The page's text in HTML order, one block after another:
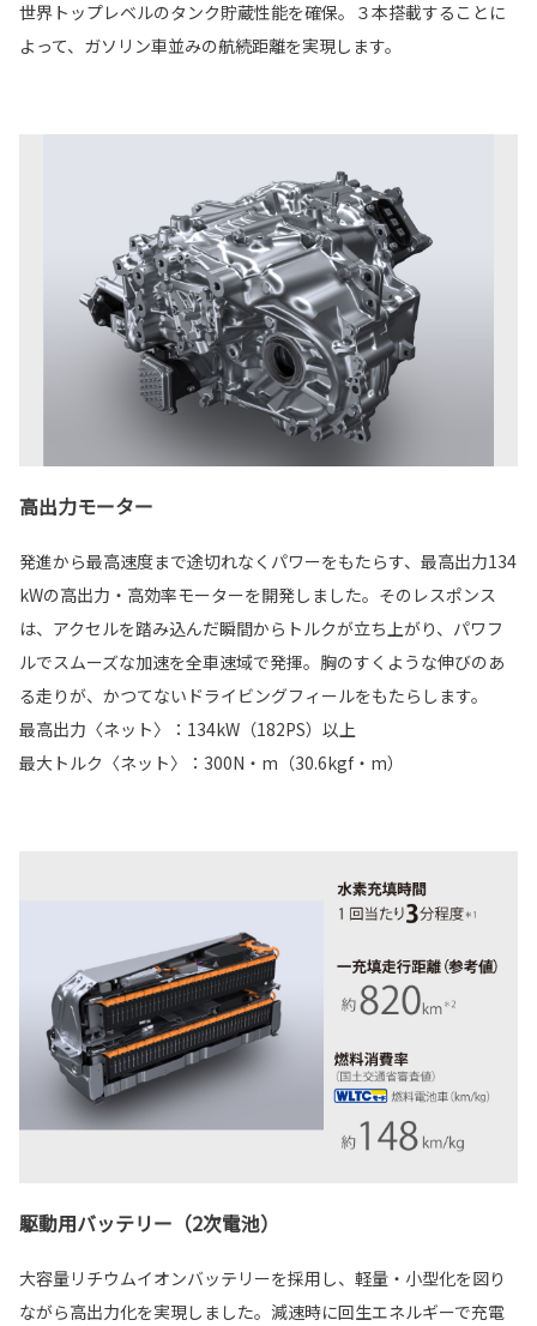
世界トップレベルのタンク貯蔵性能を確保。３本搭載することに
よって、ガソリン車並みの航続距離を実現します。
高出力モーター
発進から最高速度まで途切れなくパワーをもたらす、最高出力134
kWの高出力・高効率モーターを開発しました。そのレスポンス
は、アクセルを踏み込んだ瞬間からトルクが立ち上がり、パワフ
ルでスムーズな加速を全車速域で発揮。胸のすくような伸びのあ
る走りが、かつてないドライビングフィールをもたらします。
最高出力〈ネット〉：134kW（182PS）以上
最大トルク〈ネット〉：300N・m（30.6kgf・m）
駆動用バッテリー（2次電池）
大容量リチウムイオンバッテリーを採用し、軽量・小型化を図り
ながら高出力化を実現しました。減速時に回生エネルギーで充電